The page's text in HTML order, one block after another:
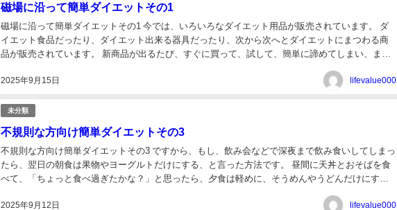
磁場に沿って簡単ダイエットその1
2025年9月15日
磁場に沿って簡単ダイエットその1 今では、いろいろなダイエット用品が販売されています。 ダ
イエット食品だったり、ダイエット出来る器具だったり、次から次へとダイエットにまつわる商
品が販売されています。 新商品が出るたび、すぐに買って、試して、簡単に諦めてしまい、また
lifevalue000
未分類
不規則な方向け簡単ダイエットその3
2025年9月12日
不規則な方向け簡単ダイエットその3 ですから、もし、飲み会などで深夜まで飲み食いしてしまっ
たら、翌日の朝食は果物やヨーグルトだけにする、と言った方法です。 昼間に天丼とおそばを食
べて、「ちょっと食べ過ぎたかな？」と思ったら、夕食は軽めに、そうめんやうどんだけにする
lifevalue000